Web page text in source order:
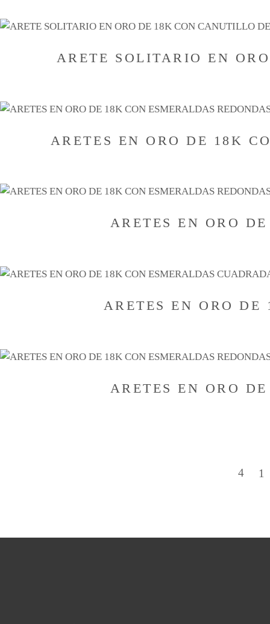
ARETE SOLITARIO EN
ARETES EN ORO DE 18K
ARETES EN ORO
ARETES EN ORO
ARETES EN ORO
1